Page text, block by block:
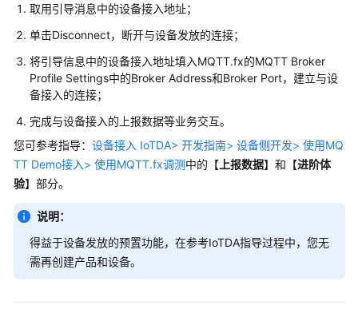
取用引导消息中的设备接入地址；
单击Disconnect，断开与设备发放的连接；
将引导信息中的设备接入地址填入MQTT.fx的MQTT Broker
Profile Settings中的Broker Address和Broker Port，建立与设
备接入的连接；
完成与设备接入的上报数据等业务交互。
您可参考指导： 设备接入 IoTDA> 开发指南> 设备侧开发> 使用MQ
TT Demo接入> 使用MQTT.fx调测中的【 上报数据】和【进阶体
验】部分。
说明：
得益于设备发放的预置功能，在参考IoTDA指导过程中，您无
需再创建产品和设备。